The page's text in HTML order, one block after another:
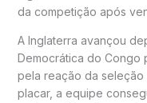
da competição após
A Inglaterra avançou
Democrática do Congo
pela reação da seleção
placar, a equipe